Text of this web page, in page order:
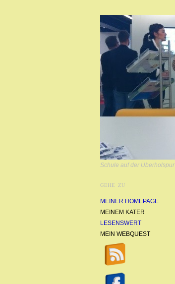
Schule auf der Überholspur
GEHE ZU
MEINER HOMEPAGE
MEINEM KATER
LESENSWERT
MEIN WEBQUEST